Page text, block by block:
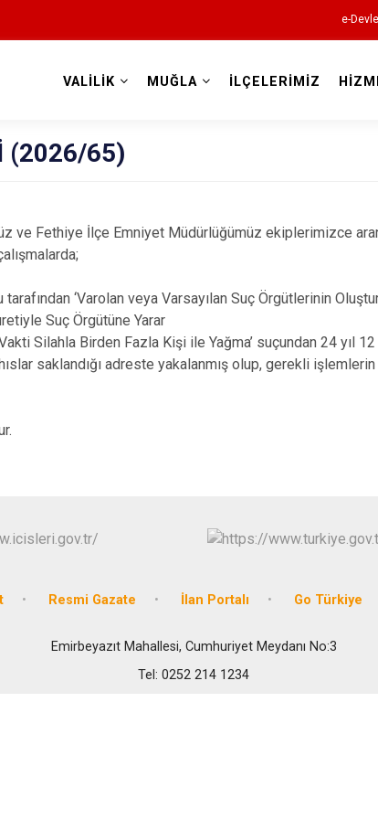
e-
VALİLİK MUĞLA İLÇELERİMİZ
(2026/65)
ve Fethiye İlçe Emniyet Müdürlüğümüz ekiplerimizce
‘Varolan veya Varsayılan Suç Örgütlerinin
Suç Örgütüne Yarar
Silahla Birden Fazla Kişi ile Yağma’ suçundan 24 yıl
saklandığı adreste yakalanmış olup, gerekli
Resmi Gazate İlan Portalı Go Türkiye
Emirbeyazıt Mahallesi, Cumhuriyet Meydanı No:3
Tel: 0252 214 1234